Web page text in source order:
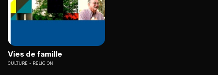
Vies de famille
CULTURE RELIGION